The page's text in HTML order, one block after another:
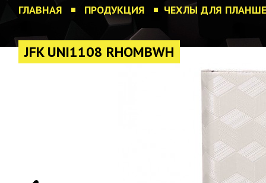
ГЛАВНАЯ ПРОДУКЦИЯ ЧЕХЛЫ ДЛЯ
JFK UNI1108 RHOMBWH